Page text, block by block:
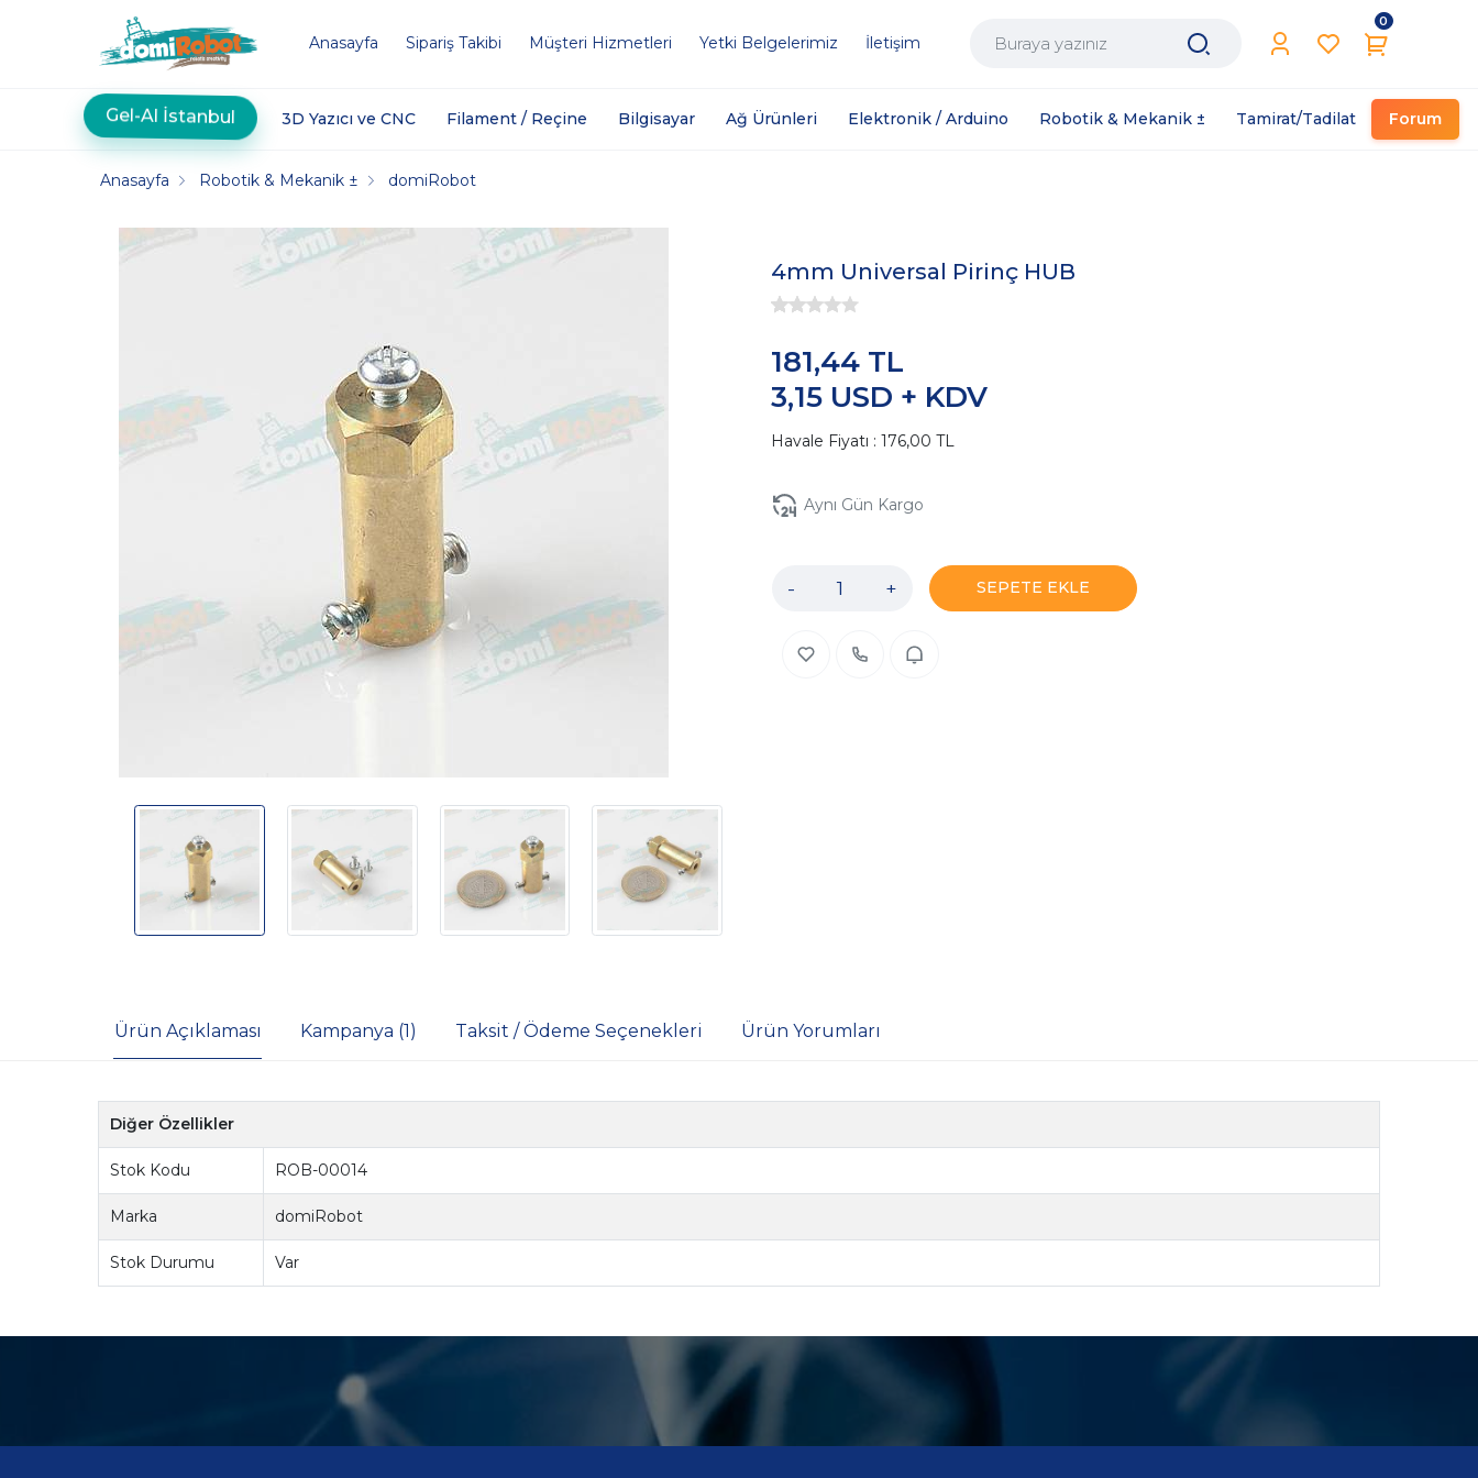
Anasayfa Sipariş Takibi Müşteri Hizmetleri Yetki Belgelerimiz İletişim
0
Gel-Al İstanbul 3D Yazıcı ve CNC Filament / Reçine Bilgisayar Ağ Ürünleri Elektronik / Arduino Robotik & Mekanik ± Tamirat/Tadilat Forum
Anasayfa Robotik & Mekanik ± domiRobot
4mm Universal Pirinç HUB
3,15 USD + KDV
181,44 TL
Havale Fiyatı : 176,00 TL
Aynı Gün Kargo
- + SEPETE EKLE
Ürün Açıklaması Kampanya (1) Taksit / Ödeme Seçenekleri Ürün Yorumları
Diğer Özellikler
Stok Kodu ROB-00014
Marka domiRobot
Stok Durumu Var